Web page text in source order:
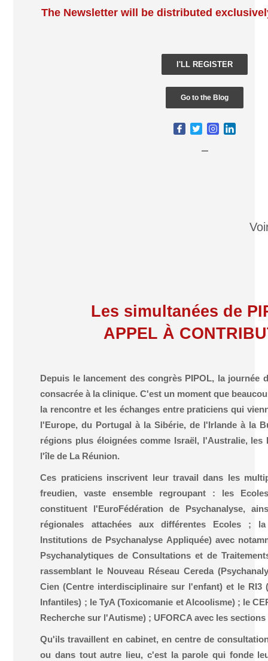
The Newsletter will be distributed
I'LL REGISTER
Go to the Blog
Les simultanées de
APPEL À
Depuis le lancement des congrès PIPOL, la journée
consacrée à la clinique. C'est un moment que
la rencontre et les échanges entre praticiens qui
l'Europe, du Portugal à la Sibérie, de l'Irlande à la
régions plus éloignées comme Israël, l'Australie, les
l'île de La Réunion.
Ces praticiens inscrivent leur travail dans les
freudien, vaste ensemble regroupant : les
constituent l'EuroFédération de Psychanalyse,
régionales attachées aux différentes Ecoles ;
Institutions de Psychanalyse Appliquée) avec
Psychanalytiques de Consultations et de
rassemblant le Nouveau Réseau Cereda
Cien (Centre interdisciplinaire sur l'enfant) et le RI3
Infantiles) ; le TyA (Toxicomanie et Alcoolisme) ; le
Recherche sur l'Autisme) ; UFORCA avec les
Qu'ils travaillent en cabinet, en centre de
ou dans tout autre lieu, c'est la parole qui fonde